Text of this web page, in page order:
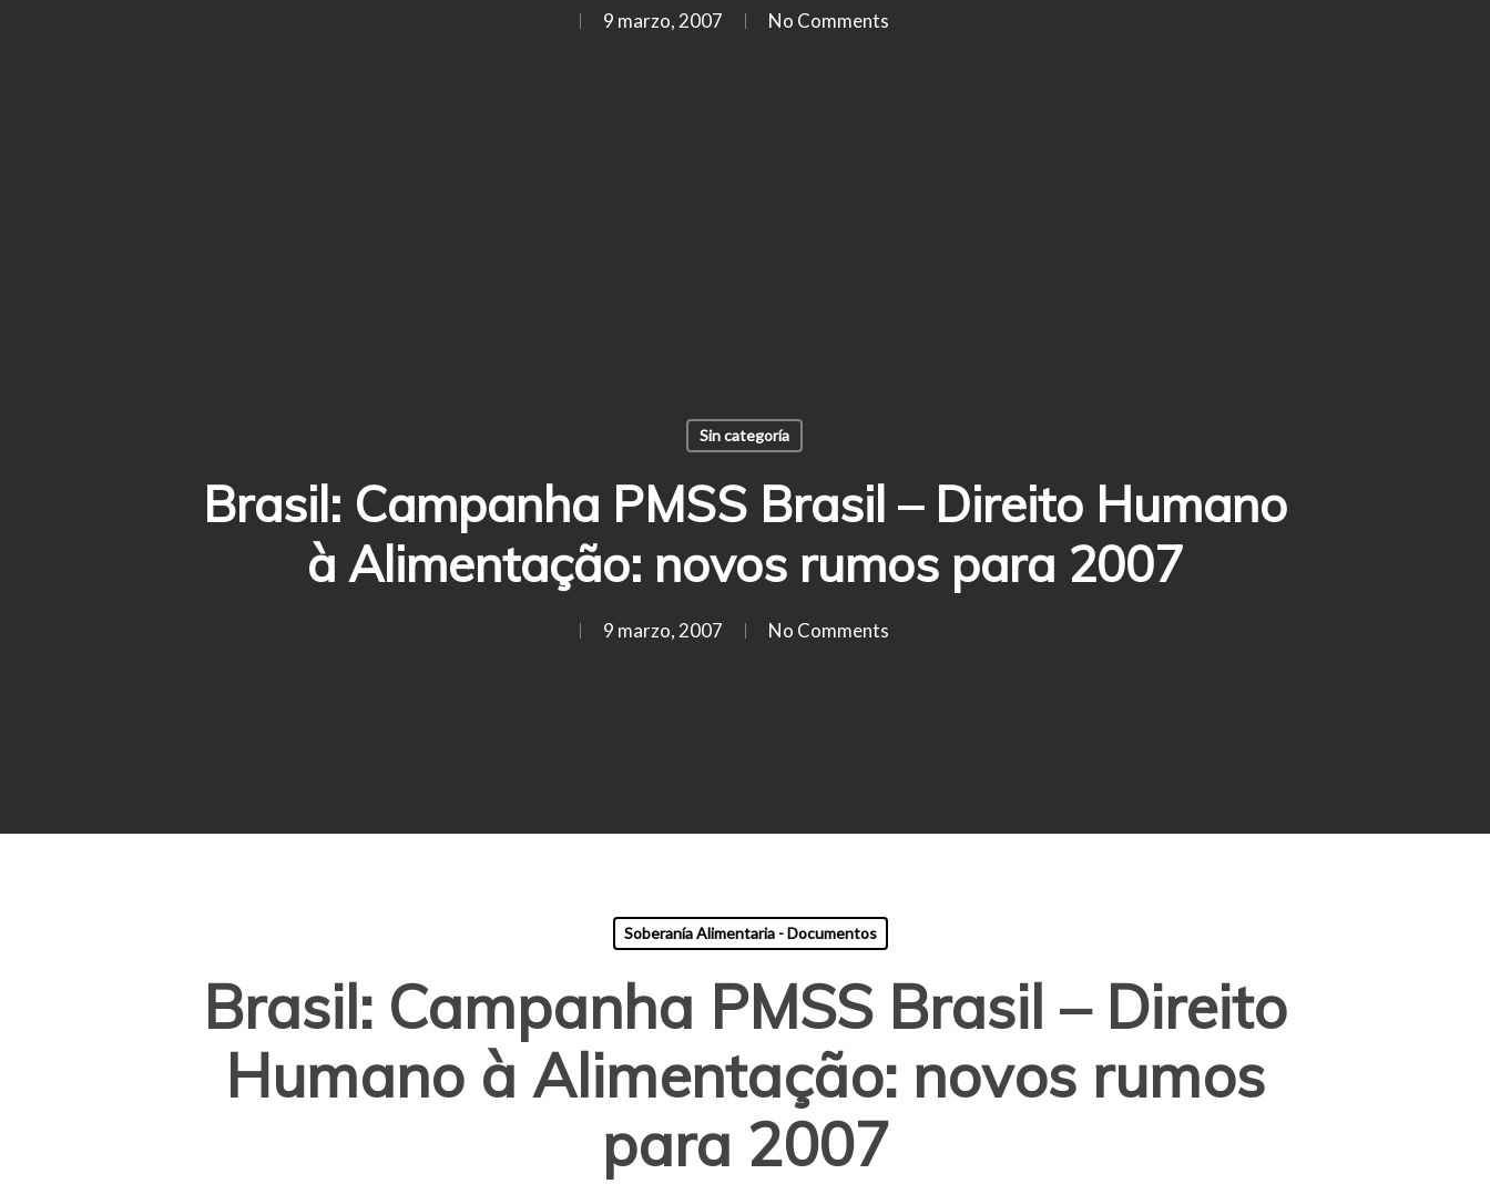
9 marzo, 2007 No Comments
Sin categoría
Brasil: Campanha PMSS Brasil – Direito Humano
à Alimentação: novos rumos para 2007
9 marzo, 2007 No Comments
Soberanía Alimentaria - Documentos
Brasil: Campanha PMSS Brasil – Direito
Humano à Alimentação: novos rumos
para 2007